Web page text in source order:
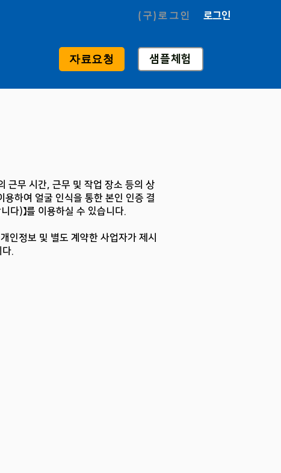
(구)로그인 로그인
자료요청 샘플체험
근무 시간, 근무 및 작업 장소 등의 상
용하여 얼굴 인식을 통한 본인 인증 결
다)】를 이용하실 수 있습니다.
인정보 및 별도 계약한 사업자가 제시
.